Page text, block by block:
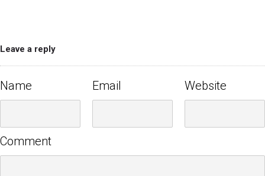
Leave a reply
Name Email Website
Comment